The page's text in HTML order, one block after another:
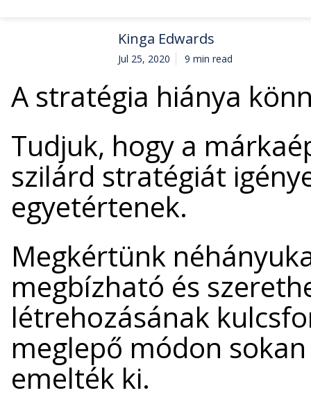
Kinga Edwards
Jul 25, 2020 9 min read
A stratégia hiánya
Tudjuk, hogy a
szilárd stratégiát
egyetértenek.
Megkértünk
megbízható és
létrehozásának
meglepő módon
emelték ki.